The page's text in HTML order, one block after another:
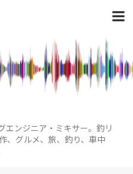
エンジニア・ミキサー。釣リ
、グルメ、旅、釣り、車中